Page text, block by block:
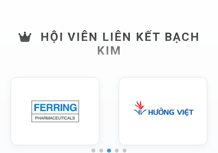
HỘI VIÊN LIÊN KẾT BẠCH
KIM